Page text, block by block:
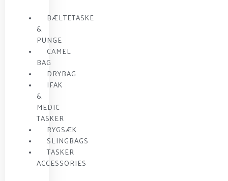
BÆLTETASKE
&
PUNGE
CAMEL
BAG
DRYBAG
IFAK
&
MEDIC
TASKER
RYGSÆK
SLINGBAGS
TASKER
ACCESSORIES